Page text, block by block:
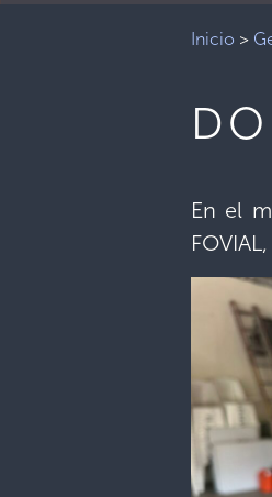
Inicio >
En el